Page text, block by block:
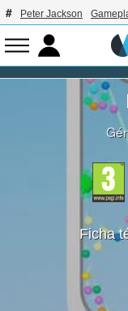
Peter Jackson
Ficha